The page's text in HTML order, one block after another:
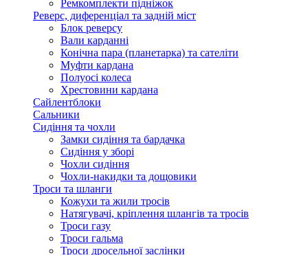
Ремкомплекти підніжок
Реверс, диференціал та задній міст
Блок реверсу
Вали карданні
Конічна пара (планетарка) та сателіти
Муфти кардана
Полуосі колеса
Хрестовини кардана
Сайлентблоки
Сальники
Сидіння та чохли
Замки сидіння та бардачка
Сидіння у зборі
Чохли сидіння
Чохли-накидки та дощовики
Троси та шланги
Кожухи та жили тросів
Натягувачі, кріплення шлангів та тросів
Троси газу
Троси гальма
Троси дросельної заслінки